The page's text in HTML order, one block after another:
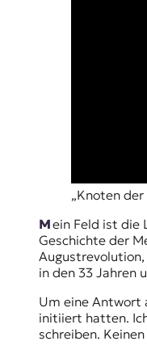
„Knoten
Mein Feld ist die Literatur, deren Objekt der Mensch ist, und so betrachte ich für gewöhnlich die Geschichte weniger als Geschichte der Ereignisse, sondern als
Geschichte der
in den 33 Jahren
Um eine Antwort
initiiert hatten.
schreiben.